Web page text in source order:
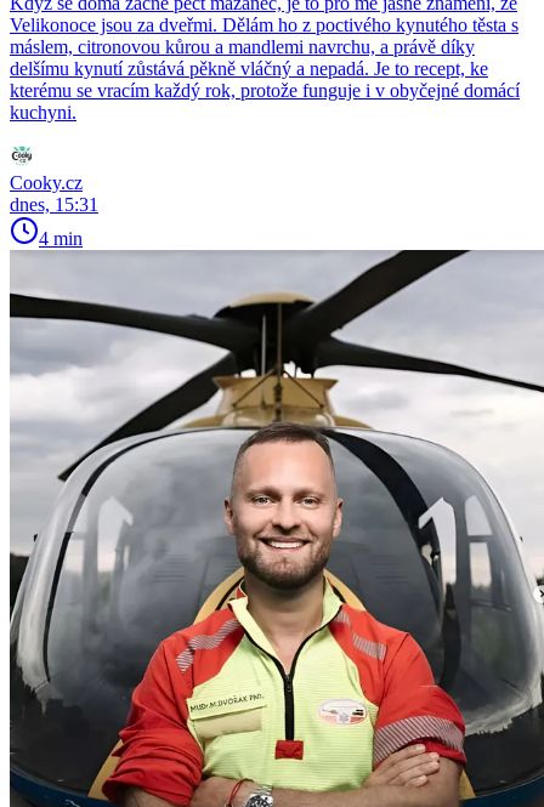
Velikonoce jsou za dveřmi. Dělám ho z poctivého kynutého těsta s
máslem, citronovou kůrou a mandlemi navrchu, a právě díky
delšímu kynutí zůstává pěkně vláčný a nepadá. Je to recept, ke
kterému se vracím každý rok, protože funguje i v obyčejné domácí
kuchyni.
Cooky.cz
dnes, 15:31
4 min